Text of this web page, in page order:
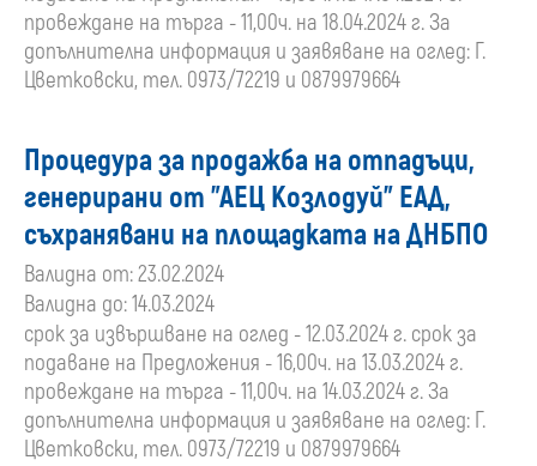
провеждане на търга - 11,00ч. на 18.04.2024 г. За
допълнителна информация и заявяване на оглед: Г.
Цветковски, тел. 0973/72219 и 0879979664
Процедура за продажба на отпадъци,
генерирани от "АЕЦ Козлодуй" ЕАД,
съхранявани на площадката на ДНБПО
Валидна от: 23.02.2024
Валидна до: 14.03.2024
срок за извършване на оглед - 12.03.2024 г. срок за
подаване на Предложения - 16,00ч. на 13.03.2024 г.
провеждане на търга - 11,00ч. на 14.03.2024 г. За
допълнителна информация и заявяване на оглед: Г.
Цветковски, тел. 0973/72219 и 0879979664